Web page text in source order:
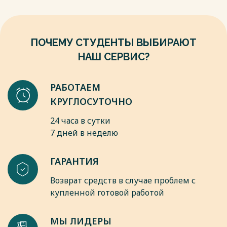
9. Социология политики Освальда Шпенглера: В. В.
Весь текст будет доступенпосле покупки
ПОЧЕМУ СТУДЕНТЫ ВЫБИРАЮТ
НАШ СЕРВИС?
РАБОТАЕМ
КРУГЛОСУТОЧНО
24 часа в сутки
7 дней в неделю
ГАРАНТИЯ
Возврат средств в случае проблем с
купленной готовой работой
МЫ ЛИДЕРЫ